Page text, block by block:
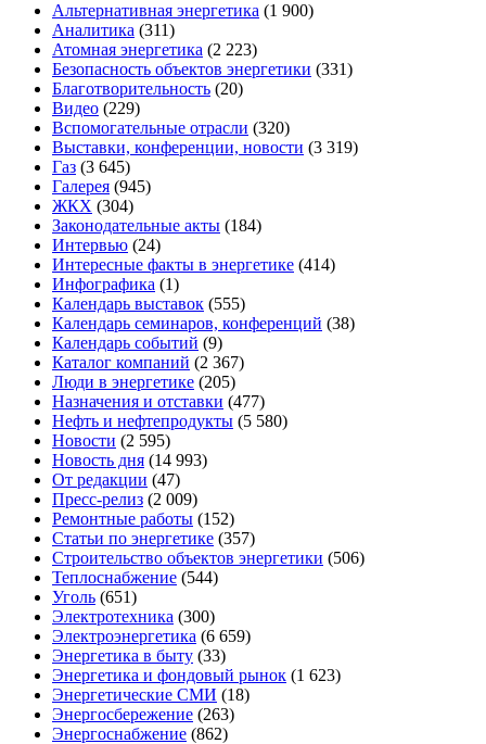
Альтернативная энергетика (1 900)
Аналитика (311)
Атомная энергетика (2 223)
Безопасность объектов энергетики (331)
Благотворительность (20)
Видео (229)
Вспомогательные отрасли (320)
Выставки, конференции, новости (3 319)
Газ (3 645)
Галерея (945)
ЖКХ (304)
Законодательные акты (184)
Интервью (24)
Интересные факты в энергетике (414)
Инфографика (1)
Календарь выставок (555)
Календарь семинаров, конференций (38)
Календарь событий (9)
Каталог компаний (2 367)
Люди в энергетике (205)
Назначения и отставки (477)
Нефть и нефтепродукты (5 580)
Новости (2 595)
Новость дня (14 993)
От редакции (47)
Пресс-релиз (2 009)
Ремонтные работы (152)
Статьи по энергетике (357)
Строительство объектов энергетики (506)
Теплоснабжение (544)
Уголь (651)
Электротехника (300)
Электроэнергетика (6 659)
Энергетика в быту (33)
Энергетика и фондовый рынок (1 623)
Энергетические СМИ (18)
Энергосбережение (263)
Энергоснабжение (862)